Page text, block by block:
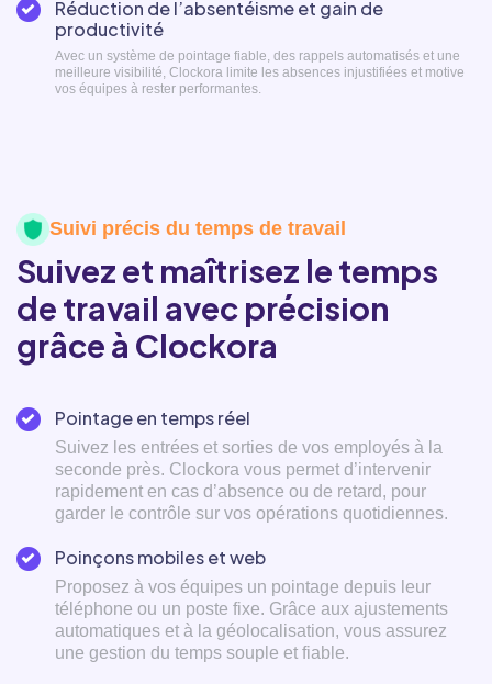
Réduction de l’absentéisme et gain de
productivité
Avec un système de pointage fiable, des rappels automatisés et une
meilleure visibilité, Clockora limite les absences injustifiées et motive
vos équipes à rester performantes.
Suivi précis du temps de travail
Suivez et maîtrisez le temps
de travail avec précision
grâce à Clockora
Pointage en temps réel
Suivez les entrées et sorties de vos employés à la
seconde près. Clockora vous permet d’intervenir
rapidement en cas d’absence ou de retard, pour
garder le contrôle sur vos opérations quotidiennes.
Poinçons mobiles et web
Proposez à vos équipes un pointage depuis leur
téléphone ou un poste fixe. Grâce aux ajustements
automatiques et à la géolocalisation, vous assurez
une gestion du temps souple et fiable.